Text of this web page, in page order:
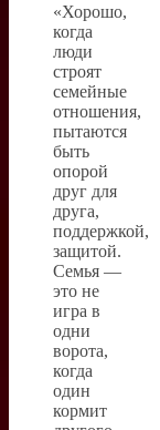
«Хорошо,
когда
люди
строят
семейные
отношения,
пытаются
быть
опорой
друг для
друга,
поддержкой,
защитой.
Семья —
это не
игра в
одни
ворота,
когда
один
кормит